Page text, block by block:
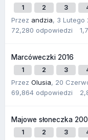
1 2 3
Przez andzia, 3 Lutego
72,280 odpowiedzi
Marcóweczki 2016
1 2 3
Przez Olusia, 20
69,864 odpowiedzi
Majowe słoneczka
1 2 3